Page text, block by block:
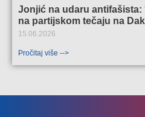
Jonjić na udaru antifašista:
na partijskom tečaju na
15.06.2026
Pročitaj više -->